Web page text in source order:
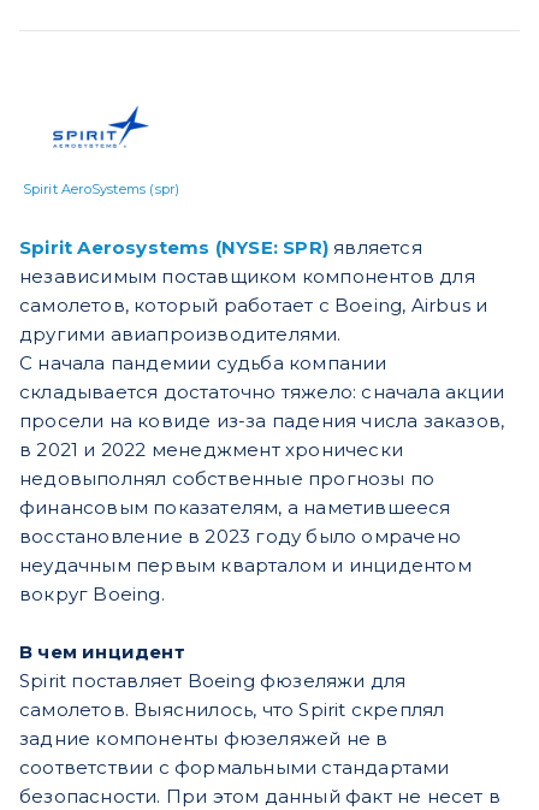
Spirit AeroSystems (spr)
Spirit Aerosystems (NYSE: SPR) является
независимым поставщиком компонентов для
самолетов, который работает с Boeing, Airbus и
другими авиапроизводителями.
С начала пандемии судьба компании
складывается достаточно тяжело: сначала акции
просели на ковиде из-за падения числа заказов,
в 2021 и 2022 менеджмент хронически
недовыполнял собственные прогнозы по
финансовым показателям, а наметившееся
восстановление в 2023 году было омрачено
неудачным первым кварталом и инцидентом
вокруг Boeing.
В чем инцидент
Spirit поставляет Boeing фюзеляжи для
самолетов. Выяснилось, что Spirit скреплял
задние компоненты фюзеляжей не в
соответствии с формальными стандартами
безопасности. При этом данный факт не несет в